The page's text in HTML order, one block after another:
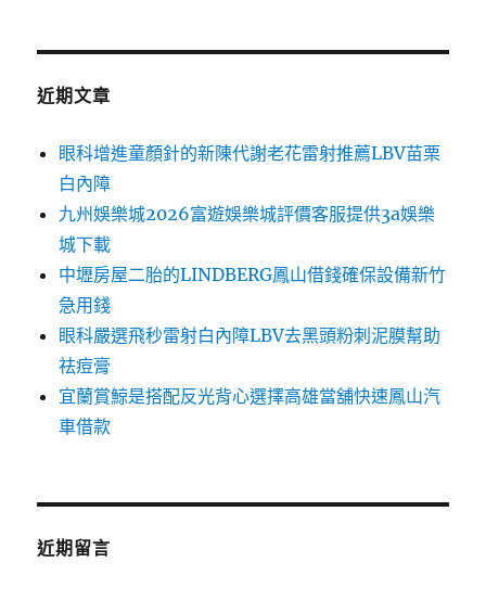
近期文章
眼科增進童顏針的新陳代謝老花雷射推薦LBV苗栗
白內障
九州娛樂城2026富遊娛樂城評價客服提供3a娛樂
城下載
中壢房屋二胎的LINDBERG鳳山借錢確保設備新竹
急用錢
眼科嚴選飛秒雷射白內障LBV去黑頭粉刺泥膜幫助
祛痘膏
宜蘭賞鯨是搭配反光背心選擇高雄當舖快速鳳山汽
車借款
近期留言